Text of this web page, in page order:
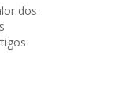
dos